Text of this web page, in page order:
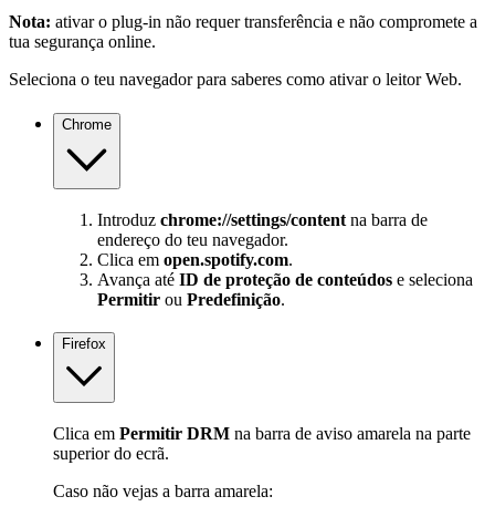
Nota: ativar o plug-in não requer transferência e não compromete a
tua segurança online.
Seleciona o teu navegador para saberes como ativar o leitor Web.
Chrome
Introduz chrome://settings/content na barra de
endereço do teu navegador.
Clica em open.spotify.com.
Avança até ID de proteção de conteúdos e seleciona
Permitir ou Predefinição.
Firefox
Clica em Permitir DRM na barra de aviso amarela na parte
superior do ecrã.
Caso não vejas a barra amarela: